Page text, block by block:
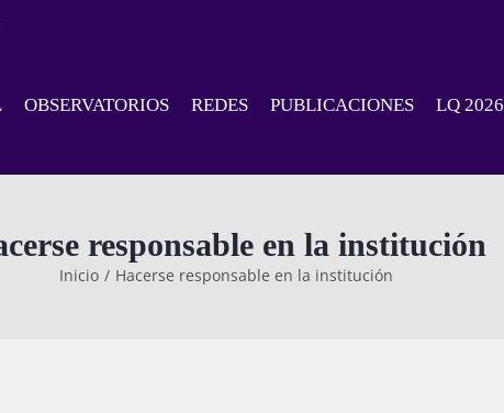
OBSERVATORIOS REDES PUBLICACIONES LQ 2026
responsable en la institución
Inicio Hacerse responsable en la institución